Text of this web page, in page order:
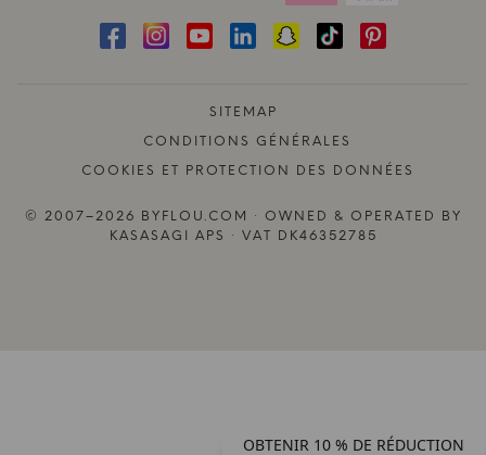
SITEMAP
CONDITIONS GÉNÉRALES
COOKIES ET PROTECTION DES DONNÉES
© 2007–2026 BYFLOU.COM · OWNED & OPERATED BY
KASASAGI APS · VAT DK46352785
OBTENIR 10 % DE RÉDUCTION